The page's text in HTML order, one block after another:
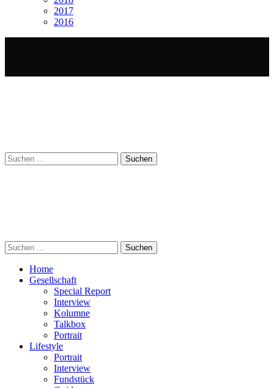
2017
2016
Suchen
nach:
Suchen
nach:
Home
Gesellschaft
Special Report
Interview
Kolumne
Talkbox
Portrait
Lifestyle
Portrait
Interview
Fundstück